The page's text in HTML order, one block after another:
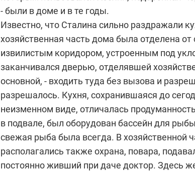
- были в доме и в те годы.
Известно, что Сталина сильно раздражали
хозяйственная часть дома была отделена
извилистым коридором, устроенным под
заканчивался дверью, отделявшей
основной, - входить туда без вызова и
разрешалось. Кухня, сохранившаяся до
неизменном виде, отличалась
в подвале, был оборудован бассейн для
свежая рыба была всегда. В хозяйственной
располагались также охрана, повара,
постоянно живший при даче доктор. Здесь